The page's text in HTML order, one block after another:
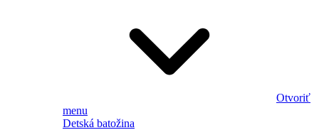
Otvoriť
menu
Detská batožina